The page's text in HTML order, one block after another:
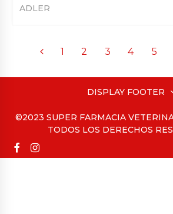
ADLER
1 2 3 4 5
DISPLAY FOOTER
©2023 SUPER FARMACIA
TODOS LOS DERECHOS